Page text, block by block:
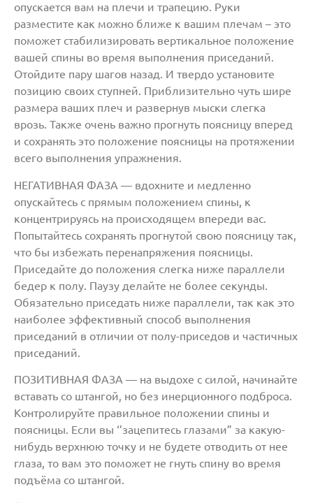
опускается вам на плечи и трапецию. Руки
разместите как можно ближе к вашим плечам – это
поможет стабилизировать вертикальное положение
вашей спины во время выполнения приседаний.
Отойдите пару шагов назад. И твердо установите
позицию своих ступней. Приблизительно чуть шире
размера ваших плеч и развернув мыски слегка
врозь. Также очень важно прогнуть поясницу вперед
и сохранять это положение поясницы на протяжении
всего выполнения упражнения.
НЕГАТИВНАЯ ФАЗА — вдохните и медленно
опускайтесь с прямым положением спины, к
концентрируясь на происходящем впереди вас.
Попытайтесь сохранять прогнутой свою поясницу так,
что бы избежать перенапряжения поясницы.
Приседайте до положения слегка ниже параллели
бедер к полу. Паузу делайте не более секунды.
Обязательно приседать ниже параллели, так как это
наиболее эффективный способ выполнения
приседаний в отличии от полу-приседов и частичных
приседаний.
ПОЗИТИВНАЯ ФАЗА — на выдохе с силой, начинайте
вставать со штангой, но без инерционного подброса.
Контролируйте правильное положении спины и
поясницы. Если вы ‘’зацепитесь глазами” за какую-
нибудь верхнюю точку и не будете отводить от нее
глаза, то вам это поможет не гнуть спину во время
подъёма со штангой.